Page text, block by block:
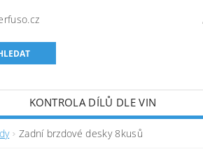
KONTROLA DÍLŮ DLE VIN
Zadní brzdové desky 8kusů